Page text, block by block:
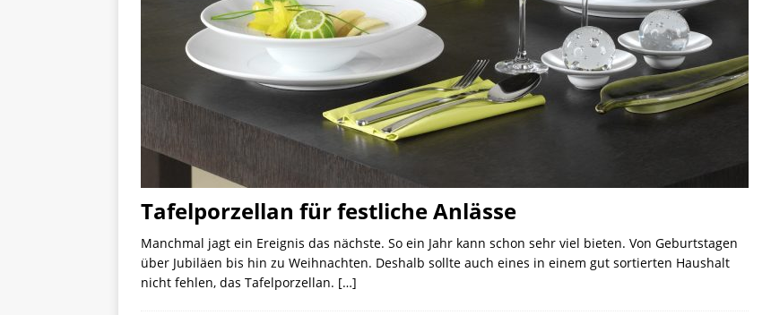
Tafelporzellan für festliche Anlässe
Manchmal jagt ein Ereignis das nächste. So ein Jahr kann schon sehr viel bieten. Von Geburtstagen
über Jubiläen bis hin zu Weihnachten. Deshalb sollte auch eines in einem gut sortierten Haushalt
nicht fehlen, das Tafelporzellan. […]